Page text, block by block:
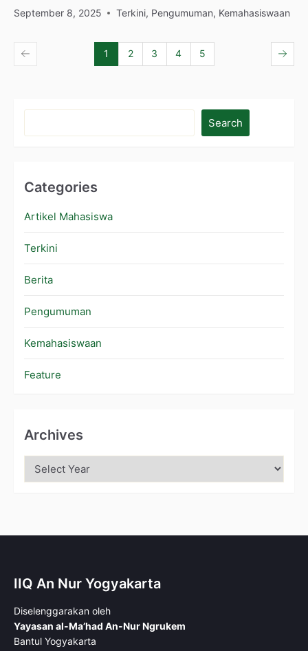
September 8, 2025 Terkini, Pengumuman, Kemahasiswaan
1 2 3 4 5
Search
Categories
Artikel Mahasiswa
Terkini
Berita
Pengumuman
Kemahasiswaan
Feature
Archives
IIQ An Nur Yogyakarta
Diselenggarakan oleh
Yayasan al-Ma’had An-Nur Ngrukem
Bantul Yogyakarta